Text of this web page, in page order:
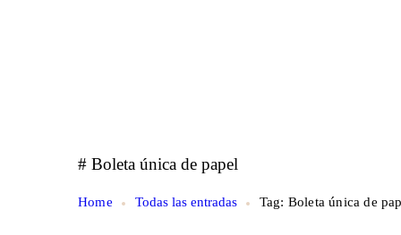
# Boleta única de papel
Home Todas las entradas Tag: Boleta única de